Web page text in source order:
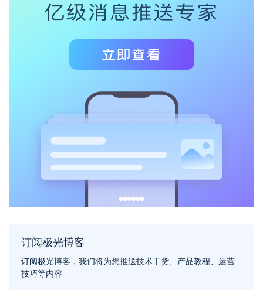
订阅极光博客
订阅极光博客，我们将为您推送技术干货、产品教程、运营
技巧等内容